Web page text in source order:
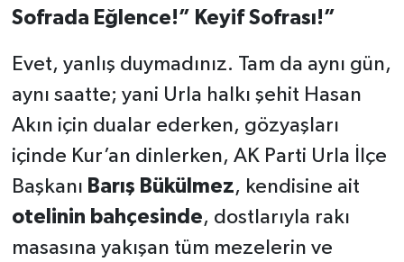
Sofrada Eğlence!” Keyif Sofrası!”
Evet, yanlış duymadınız. Tam da aynı gün,
aynı saatte; yani Urla halkı şehit Hasan
Akın için dualar ederken, gözyaşları
içinde Kur’an dinlerken, AK Parti Urla İlçe
Başkanı Barış Bükülmez, kendisine ait
otelinin bahçesinde, dostlarıyla rakı
masasına yakışan tüm mezelerin ve